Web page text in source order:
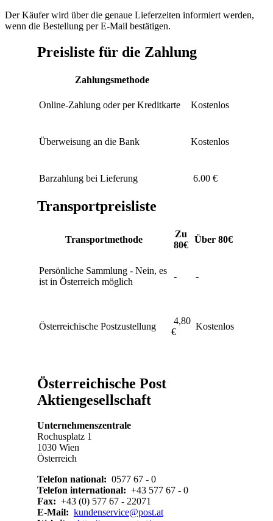
Der Käufer wird über die genaue Lieferzeiten informiert werden,
wenn die Bestellung per E-Mail bestätigen.
Preisliste für die Zahlung
Zahlungsmethode
Online-Zahlung oder per Kreditkarte Kostenlos
Überweisung an die Bank Kostenlos
Barzahlung bei Lieferung 6.00 €
Transportpreisliste
Transportmethode
Zu
80€
Über 80€
Persönliche Sammlung - Nein, es
ist in Österreich möglich
- -
Österreichische Postzustellung
4,80
€
Kostenlos
Österreichische Post
Aktiengesellschaft
Unternehmenszentrale
Rochusplatz 1
1030 Wien
Österreich
Telefon national: 0577 67 - 0
Telefon international: +43 577 67 - 0
Fax: +43 (0) 577 67 - 22071
E-Mail: kundenservice@post.at